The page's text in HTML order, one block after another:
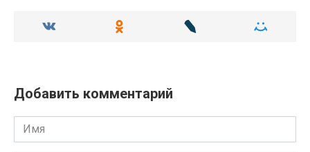
Добавить комментарий
Имя